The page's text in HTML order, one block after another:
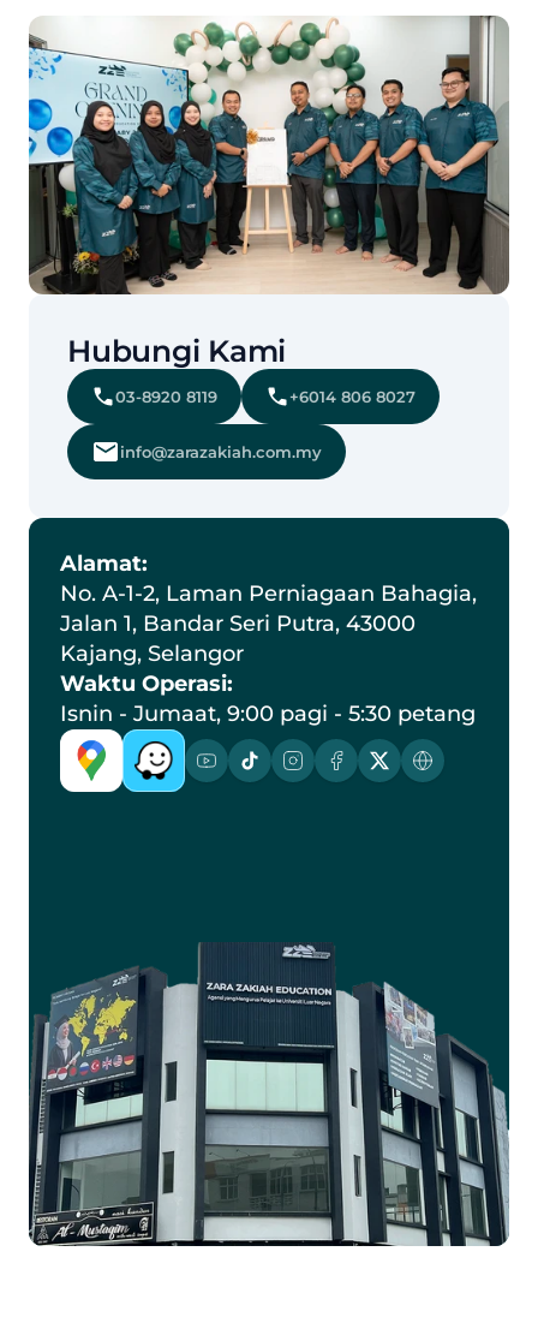
Hubungi Kami
03-8920 8119 +6014 806 8027
info@zarazakiah.com.my
Alamat:
No. A-1-2, Laman Perniagaan Bahagia,
Jalan 1, Bandar Seri Putra, 43000
Kajang, Selangor
Waktu Operasi:
Isnin - Jumaat, 9:00 pagi - 5:30 petang